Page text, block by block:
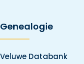
Genealogie
Veluwe Databank